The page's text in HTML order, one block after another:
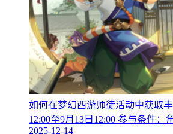
如何在梦幻西游师徒活动中获取
12:00至9月13日12:00 参与条件：
2025-12-14